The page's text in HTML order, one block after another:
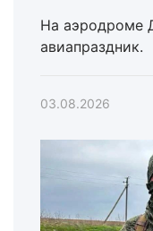
На аэродроме
авиапраздник.
03.08.2026